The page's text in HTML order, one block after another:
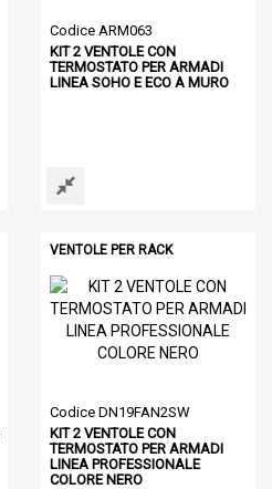
Codice ARM063
KIT 2 VENTOLE CON
TERMOSTATO PER ARMADI
LINEA SOHO E ECO A MURO
VENTOLE PER RACK
Codice DN19FAN2SW
KIT 2 VENTOLE CON
TERMOSTATO PER ARMADI
LINEA PROFESSIONALE
COLORE NERO